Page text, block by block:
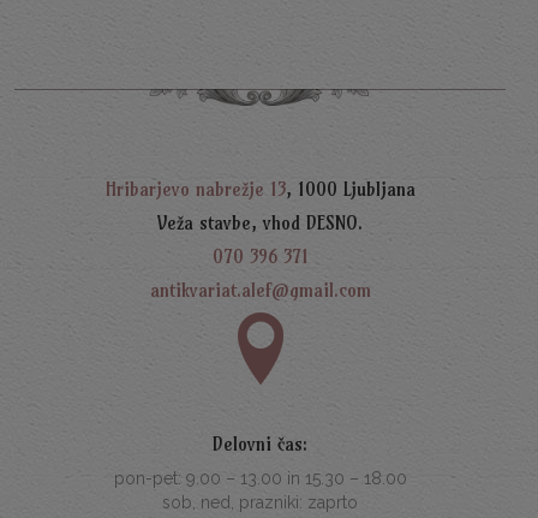
Hribarjevo nabrežje 13, 1000 Ljubljana
Veža stavbe, vhod DESNO.
070 396 371
antikvariat.alef@gmail.com
Delovni čas:
pon-pet: 9.00 – 13.00 in 15.30 – 18.00
sob, ned, prazniki: zaprto